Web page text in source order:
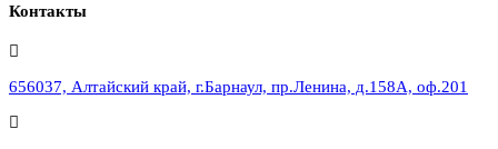
Контакты
656037, Алтайский край, г.Барнаул, пр.Ленина, д.158А, оф.201